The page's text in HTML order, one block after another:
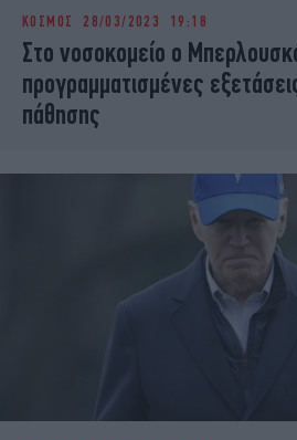
ΚΟΣΜΟΣ 28/03/2023 19:18
Στο νοσοκομείο ο
προγραμματισμένες
πάθησης